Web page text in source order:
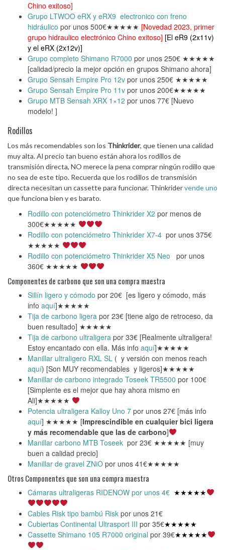
Chino exitoso]
Grupo LTWOO eRX y eRX9 electronico con freno
hidráulico por unos 500€★★★★★ [Novedad 2023, primer
grupo hidraulico electrónico Chino exitoso] [El eR9 (2x11v)
y el eRX (2x12v)]
Grupo completo Shimano R7000 por unos 250€ ★★★★★
[calidad/precio la mejor opción en grupos Shimano ahora]
Grupo Sensah Empire Pro 12v por unos 250€ ★★★★★
Grupo Sensah Empire Pro 11v por unos 200€★★★★★
Grupo MTB Sensah XRX 1×12 por unos 77€ [Nuevo
modelo! ]
Rodillos
Los más recomendables son los Thinkrider, que tienen una calidad
muy alta. Al precio tan bueno están ahora los rodillos de
transmisión directa, NO merece la pena comprar ningún rodillo que
no sea de este tipo. Recuerda que los rodillos de transmisión
directa necesitan un cassette para funcionar. Thinkridervende uno
que funciona bien y es barato.
Rodillo con potenciómetro Thinkrider X2 por menos de
300€★★★★★
Rodillo con potenciómetro Thinkrider X7-4 por unos 375€
★★★★★
Rodillo con potenciómetro Thinkrider X5 Neo
por unos
360€ ★★★★★
Componentes de carbono que son una compra maestra
Sillín ligero y cómodo por 20€ [es ligero y cómodo, más
info aquí]★★★★★
Tija de carbono ligera por 23€ [tiene algo de retroceso, da
buen resultado] ★★★★★
Tija de carbono ultraligera por 33€ [Realmente ultraligera!
Estoy encantado con ella. Más info aquí]★★★★★
Manillar ultraligero RXL SL ( y versión con menos reach
aquí) [Son MUY recomendables y ligeros]★★★★★
Manillar de carbono integrado Toseek TR5500 por 100€
[Simplente es el mejor que hay ahora mismo en
Ali]★★★★★
Potencia ultraligera Kalloy Uno 7 por unos 27€ [más info
aquí] ★★★★★ [Imprescindible en cualquier bici ligera
y más recomendable que las de carbono]
Manillar carbono MTB Toseek por 23€ ★★★★★ [muy
buen a calidad precio]
Manillar de gravel ZNiO por unos 41€★★★★★
Otros Componentes que son una compra maestra
Cámaras ultraligeras RIDENOW por unos 4€ ★★★★★
Cables Risk tipo bambú Risk por unos 21€
Cubiertas Continental Ultrasport III por 35€★★★★★
Cassette Shimano 105 R7000 original por 39€★★★★★